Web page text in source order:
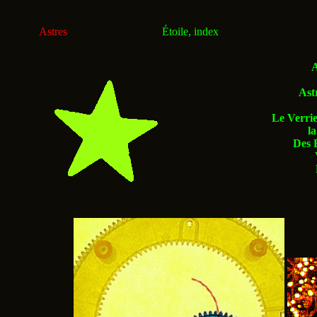
Astres Étoile, index
Le
Des